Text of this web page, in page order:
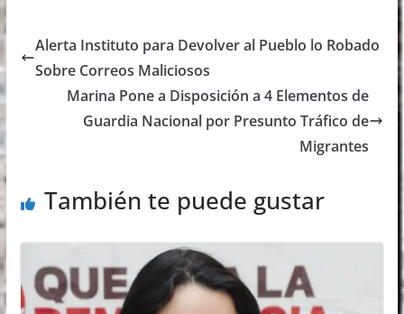
Alerta Instituto para Devolver al Pueblo lo Robado
Sobre Correos Maliciosos
Marina Pone a Disposición a 4 Elementos de
Guardia Nacional por Presunto Tráfico de
Migrantes
También te puede gustar